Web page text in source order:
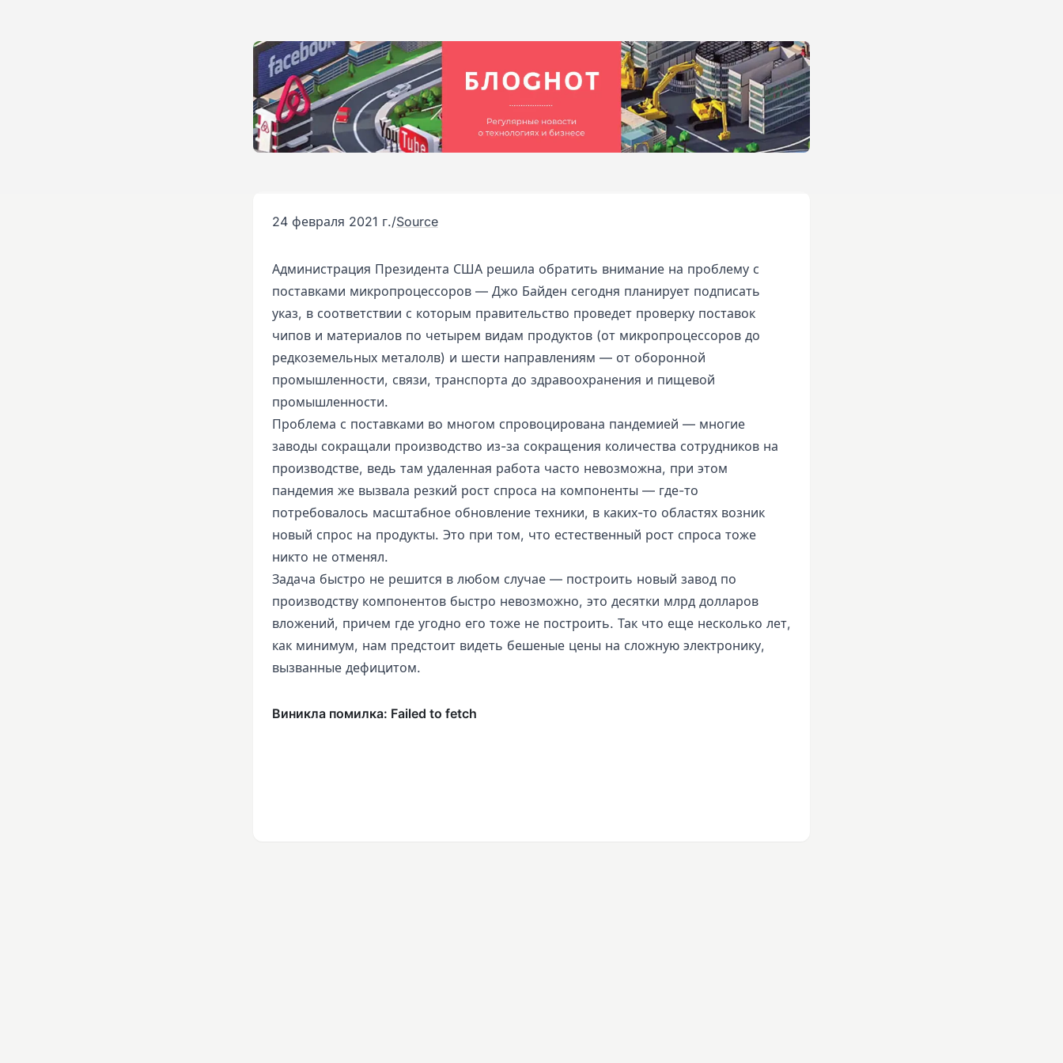
24 февраля 2021 г./Source
Администрация Президента США решила обратить внимание на проблему с
поставками микропроцессоров — Джо Байден сегодня планирует подписать
указ, в соответствии с которым правительство проведет проверку поставок
чипов и материалов по четырем видам продуктов (от микропроцессоров до
редкоземельных металолв) и шести направлениям — от оборонной
промышленности, связи, транспорта до здравоохранения и пищевой
промышленности.
Проблема с поставками во многом спровоцирована пандемией — многие
заводы сокращали производство из-за сокращения количества сотрудников на
производстве, ведь там удаленная работа часто невозможна, при этом
пандемия же вызвала резкий рост спроса на компоненты — где-то
потребовалось масштабное обновление техники, в каких-то областях возник
новый спрос на продукты. Это при том, что естественный рост спроса тоже
никто не отменял.
Задача быстро не решится в любом случае — построить новый завод по
производству компонентов быстро невозможно, это десятки млрд долларов
вложений, причем где угодно его тоже не построить. Так что еще несколько лет,
как минимум, нам предстоит видеть бешеные цены на сложную электронику,
вызванные дефицитом.